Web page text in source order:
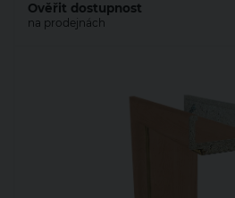
Ověřit dostupnost
na prodejnách